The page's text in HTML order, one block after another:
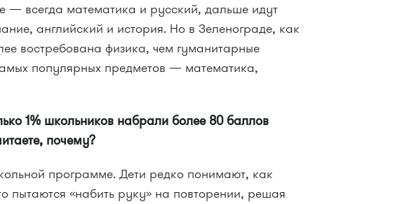
всегда математика и русский, дальше идут
английский и история. Но в Зеленограде, как
востребована физика, чем гуманитарные
популярных предметов — математика,
1% школьников набрали более 80 баллов
почему?
программе. Дети редко понимают, как
пытаются «набить руку» на повторении, решая